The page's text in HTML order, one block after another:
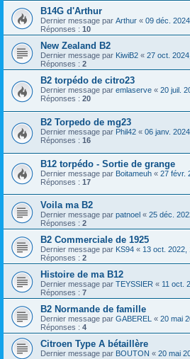
B14G d'Arthur
Dernier message par Arthur « 09 déc.
Réponses : 10
New Zealand B2
Dernier message par KiwiB2 « 27 oct.
Réponses : 2
B2 torpédo de citro23
Dernier message par emlaserve « 20 juil.
Réponses : 20
B2 Torpedo de mg23
Dernier message par Phil42 « 06 janv.
Réponses : 16
B12 torpédo - Sortie de grange
Dernier message par Boitameuh « 27 févr.
Réponses : 17
Voila ma B2
Dernier message par patnoel « 25 déc.
Réponses : 2
B2 Commerciale de 1925
Dernier message par KS94 « 13 oct. 2022,
Réponses : 2
Histoire de ma B12
Dernier message par TEYSSIER « 11 oct.
Réponses : 7
B2 Normande de famille
Dernier message par GABEREL « 20 mai
Réponses : 4
Citroen Type A bétaillère
Dernier message par BOUTON « 20 mai